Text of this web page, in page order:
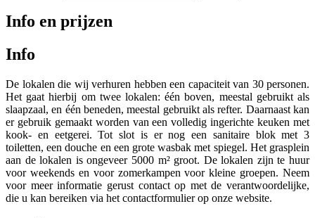
Info en prijzen
Info
De lokalen die wij verhuren hebben een capaciteit van 30 personen.
Het gaat hierbij om twee lokalen: één boven, meestal gebruikt als
slaapzaal, en één beneden, meestal gebruikt als refter. Daarnaast kan
er gebruik gemaakt worden van een volledig ingerichte keuken met
kook- en eetgerei. Tot slot is er nog een sanitaire blok met 3
toiletten, een douche en een grote wasbak met spiegel. Het grasplein
aan de lokalen is ongeveer 5000 m² groot. De lokalen zijn te huur
voor weekends en voor zomerkampen voor kleine groepen. Neem
voor meer informatie gerust contact op met de verantwoordelijke,
die u kan bereiken via het contactformulier op onze website.